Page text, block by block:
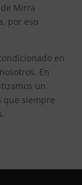
Mirra
por eso
en
En
un
que siempre